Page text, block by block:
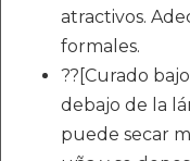
atractivos.
formales.
??[Curado
debajo de la
puede secar